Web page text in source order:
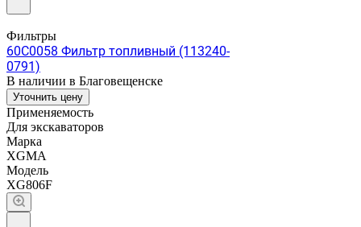
Фильтры
60C0058 Фильтр топливный (113240-
0791)
В наличии в Благовещенске
Уточнить цену
Применяемость
Для экскаваторов
Марка
XGMA
Модель
XG806F